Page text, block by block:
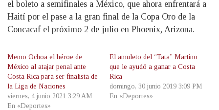
el boleto a semifinales a México, que ahora enfrentará a
Haití por el pase a la gran final de la Copa Oro de la
Concacaf el próximo 2 de julio en Phoenix, Arizona.
Memo Ochoa el héroe de
México al atajar penal ante
Costa Rica para ser finalista de
la Liga de Naciones
viernes, 4 junio 2021 3:29 AM
En «Deportes»
El amuleto del “Tata” Martino
que le ayudó a ganar a Costa
Rica
domingo, 30 junio 2019 3:09 PM
En «Deportes»